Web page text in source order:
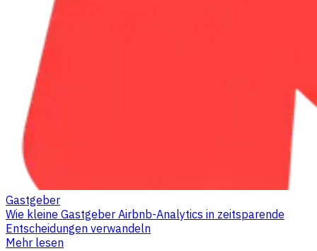
Gastgeber
Wie kleine Gastgeber Airbnb-Analytics in zeitsparende
Entscheidungen verwandeln
Mehr lesen